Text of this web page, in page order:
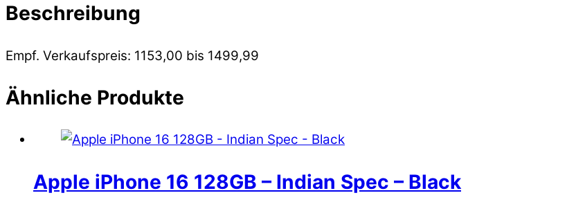
Beschreibung
Empf. Verkaufspreis: 1153,00 bis 1499,99
Ähnliche Produkte
Apple iPhone 16 128GB – Indian Spec – Black